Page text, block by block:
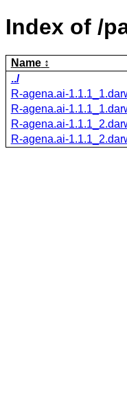
Index of /
Name
../
R-agena.ai-
R-agena.ai-
R-agena.ai-
R-agena.ai-